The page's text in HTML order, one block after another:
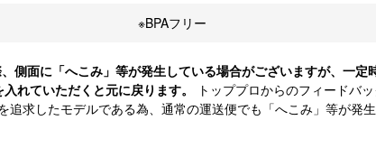
※BPAフリー
側面に「へこみ」等が発生している場合がございますが、一定
ていただくと元に戻ります。
トッププロからのフィードバ
追求したモデルである為、通常の運送便でも「へこみ」等が発